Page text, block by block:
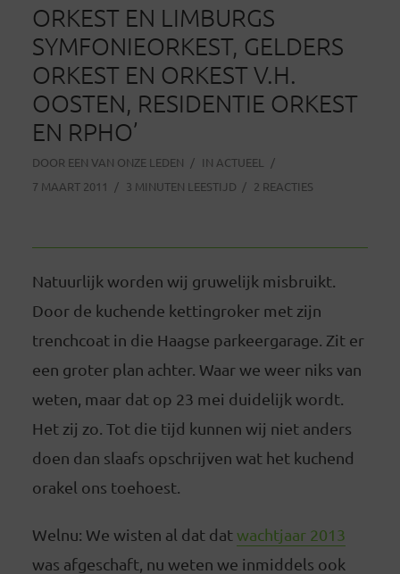
ORKEST EN LIMBURGS
SYMFONIEORKEST, GELDERS
ORKEST EN ORKEST V.H.
OOSTEN, RESIDENTIE ORKEST
EN RPHO’
DOOR EEN VAN ONZE LEDEN IN ACTUEEL
7 MAART 2011
3 MINUTEN LEESTIJD 2 REACTIES
Natuurlijk worden wij gruwelijk misbruikt.
Door de kuchende kettingroker met zijn
trenchcoat in die Haagse parkeergarage. Zit er
een groter plan achter. Waar we weer niks van
weten, maar dat op 23 mei duidelijk wordt.
Het zij zo. Tot die tijd kunnen wij niet anders
doen dan slaafs opschrijven wat het kuchend
orakel ons toehoest.
Welnu: We wisten al dat datwachtjaar 2013
was afgeschaft, nu weten we inmiddels ook